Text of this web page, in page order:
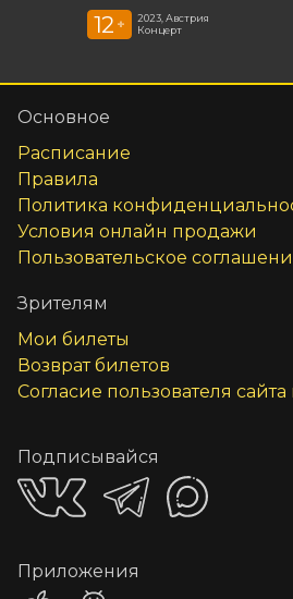
12 +
2023, Австрия
Концерт
Основное
Расписание
Правила
Политика
Условия онлайн продажи
Пользовательское
Зрителям
Мои билеты
Возврат билетов
Согласие пользователя
Подписывайся
Приложения